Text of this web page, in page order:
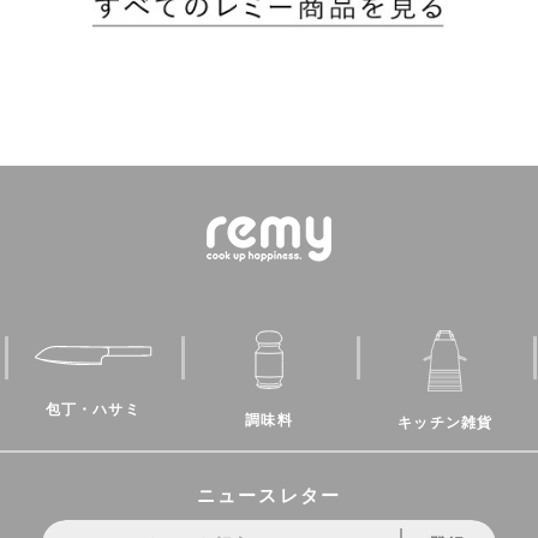
包丁・ハサミ
調味料 キッチン雑貨
ニュースレター